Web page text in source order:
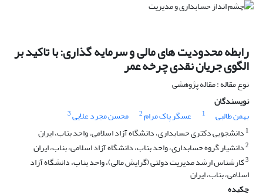
رابطه محدودیت های مالی و سرمایه گذاری: با تاکید بر
الگوی جریان نقدی چرخه عمر
نوع مقاله : مقاله پژوهشی
نویسندگان
بهمن طالبی
1 عسگر پاک مرام2 محسن مجرد علایی3
1 دانشجویی دکتری حسابداری، دانشگاه آزاد اسلامی، واحد بناب، ایران
2دانشیار گروه حسابداری، واحد بناب، دانشگاه آزاد اسلامی، بناب، ایران
3کارشناس ارشد مدیریت دولتی (گرایش مالی)، واحد بناب، دانشگاه آزاد
اسلامی، بناب، ایران
چکیده